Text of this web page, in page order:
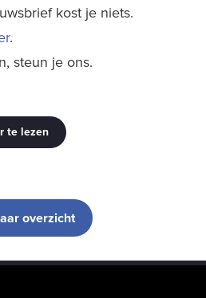
kost je niets.
.
steun je ons.
te lezen
overzicht